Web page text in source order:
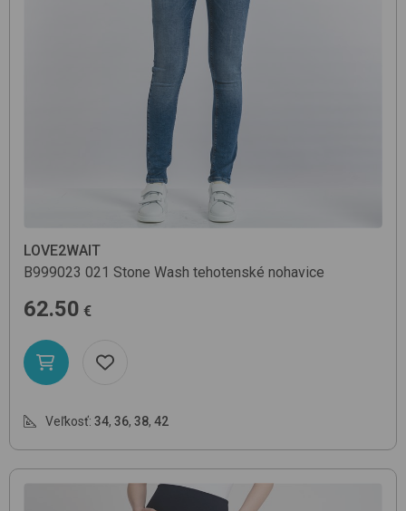
LOVE2WAIT
B999023 021 Stone Wash tehotenské nohavice
62.50 €
Veľkosť: 34, 36, 38, 42